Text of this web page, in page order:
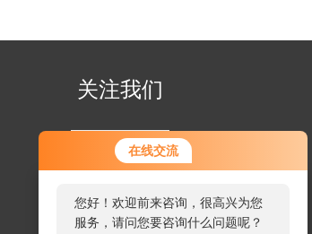
在线交流
您好！欢迎前来咨询，很高兴为您
服务，请问您要咨询什么问题呢？
关注我们